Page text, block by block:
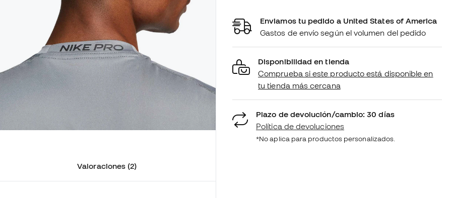
Valoraciones (2)
Enviamos tu pedido a United States of America
Gastos de envío según el volumen del pedido
Disponibilidad en tienda
Comprueba si este producto está disponible en
tu tienda más cercana
Plazo de devolución/cambio: 30 días
Política de devoluciones
*No aplica para productos personalizados.